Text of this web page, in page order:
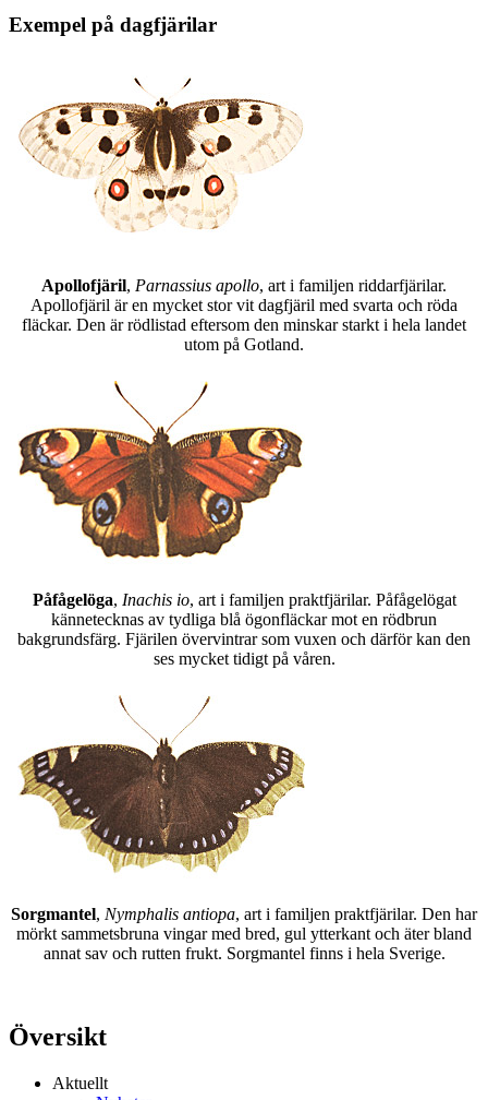
Exempel på dagfjärilar
Apollofjäril, Parnassius apollo, art i familjen riddarfjärilar.
Apollofjäril är en mycket stor vit dagfjäril med svarta och röda
fläckar. Den är rödlistad eftersom den minskar starkt i hela landet
utom på Gotland.
Påfågelöga, Inachis io, art i familjen praktfjärilar. Påfågelögat
kännetecknas av tydliga blå ögonfläckar mot en rödbrun
bakgrundsfärg. Fjärilen övervintrar som vuxen och därför kan den
ses mycket tidigt på våren.
Sorgmantel, Nymphalis antiopa, art i familjen praktfjärilar. Den har
mörkt sammetsbruna vingar med bred, gul ytterkant och äter bland
annat sav och rutten frukt. Sorgmantel finns i hela Sverige.
Översikt
Aktuellt